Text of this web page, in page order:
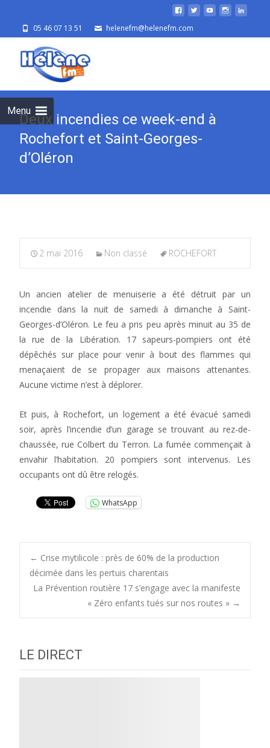
05 46 07 13 51 helenefm@helenefm.com
Menu
Deux incendies ce week-end à
Rochefort et Saint-Georges-
d’Oléron
2 mai 2016 Non classé ROCHEFORT
Un ancien atelier de menuiserie a été détruit par un
incendie dans la nuit de samedi à dimanche à Saint-
Georges-d’Oléron. Le feu a pris peu après minuit au 35 de
la rue de la Libération. 17 sapeurs-pompiers ont été
dépêchés sur place pour venir à bout des flammes qui
menaçaient de se propager aux maisons attenantes.
Aucune victime n’est à déplorer.
Et puis, à Rochefort, un logement a été évacué samedi
soir, après l’incendie d’un garage se trouvant au rez-de-
chaussée, rue Colbert du Terron. La fumée commençait à
envahir l’habitation. 20 pompiers sont intervenus. Les
occupants ont dû être relogés.
WhatsApp
Post
navigation
← Crise mytilicole : près de 60% de la production
décimée dans les pertuis charentais
La Prévention routière 17 s’engage avec la manifeste
« Zéro enfants tués sur nos routes » →
LE DIRECT